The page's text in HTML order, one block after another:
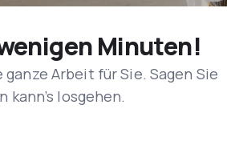
Minuten!
Arbeit für Sie. Sagen Sie
losgehen.